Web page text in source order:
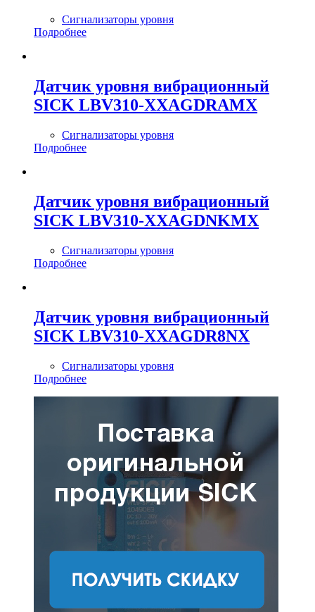
Сигнализаторы уровня
Подробнее
Датчик уровня вибрационный
SICK LBV310-XXAGDRAMX
Сигнализаторы уровня
Подробнее
Датчик уровня вибрационный
SICK LBV310-XXAGDNKMX
Сигнализаторы уровня
Подробнее
Датчик уровня вибрационный
SICK LBV310-XXAGDR8NX
Сигнализаторы уровня
Подробнее